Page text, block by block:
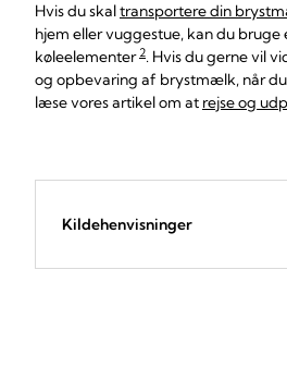
Hvis du skaltransportere din
hjem eller vuggestue, kan du bruge
køleelementer 2. Hvis du gerne vil
og opbevaring af brystmælk, når
læse vores artikel om at rejse og
Kildehenvisninger